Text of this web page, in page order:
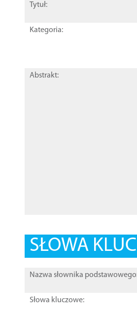
Tytuł:
Kategoria:
Abstrakt:
SŁOWA
Nazwa słownika
Słowa kluczowe: